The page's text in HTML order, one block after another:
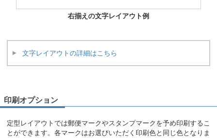
右揃えの文字レイアウト例
文字レイアウトの詳細はこちら
印刷オプション
定型レイアウトでは郵便マークやスタンプマークを予め印刷するこ
とができます。各マークはお選びいただく印刷色と同じ色となりま